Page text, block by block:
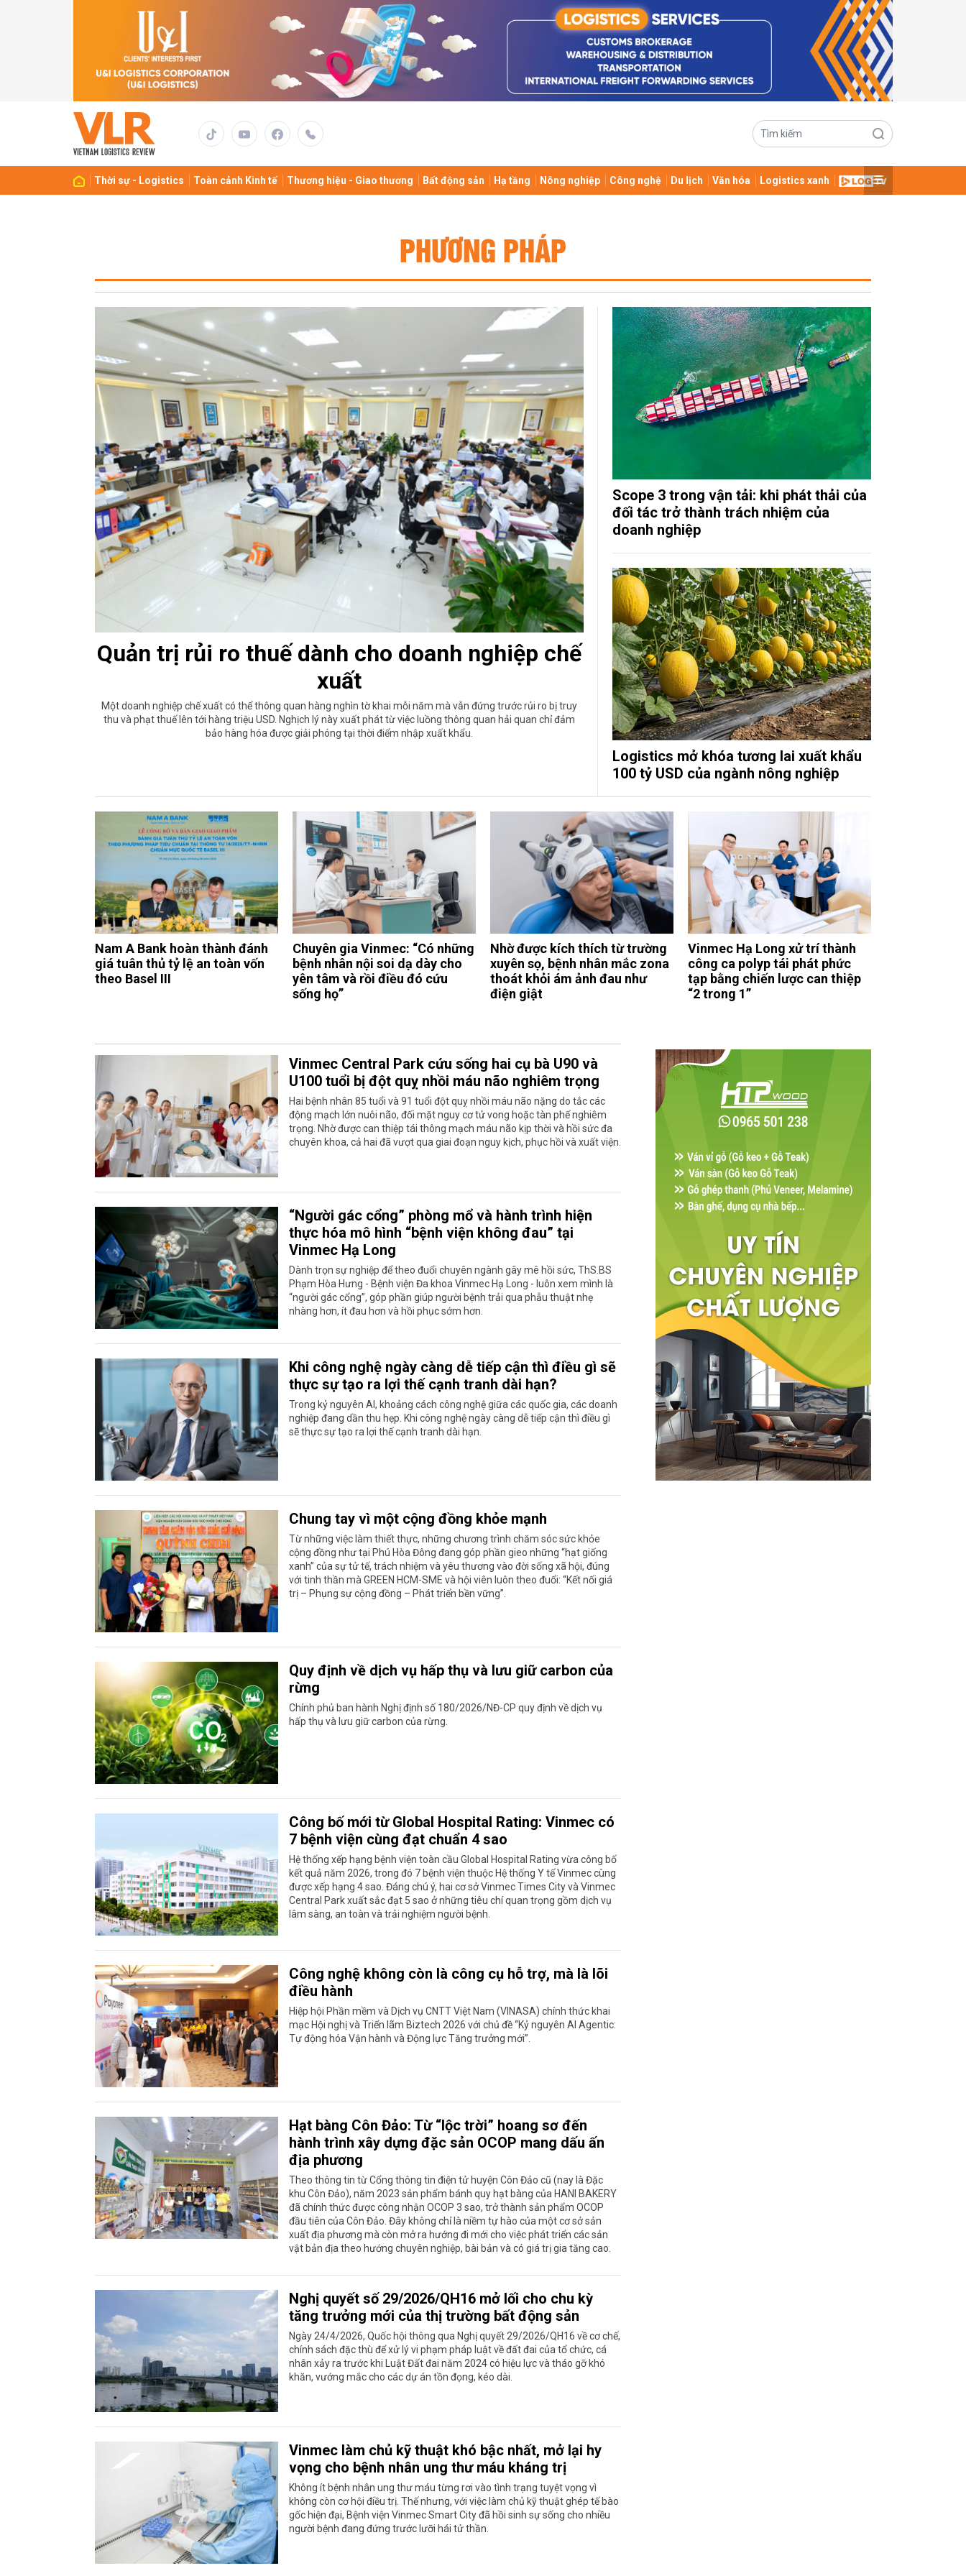
Thời sự - Logistics Toàn cảnh Kinh tế Thương hiệu - Giao thương Bất động sản Hạ tầng Nông nghiệp Công nghệ Du lịch Văn hóa Logistics xanh
PHƯƠNG PHÁP
Quản trị rủi ro thuế dành cho doanh nghiệp chế
xuất
Một doanh nghiệp chế xuất có thể thông quan hàng nghìn tờ khai mỗi năm mà vẫn đứng trước rủi ro bị truy
thu và phạt thuế lên tới hàng triệu USD. Nghịch lý này xuất phát từ việc luồng thông quan hải quan chỉ đảm
bảo hàng hóa được giải phóng tại thời điểm nhập xuất khẩu.
Scope 3 trong vận tải: khi phát thải của
đối tác trở thành trách nhiệm của
doanh nghiệp
Logistics mở khóa tương lai xuất khẩu
100 tỷ USD của ngành nông nghiệp
Nam A Bank hoàn thành đánh
giá tuân thủ tỷ lệ an toàn vốn
theo Basel III
Chuyên gia Vinmec: “Có những
bệnh nhân nội soi dạ dày cho
yên tâm và rồi điều đó cứu
sống họ”
Nhờ được kích thích từ trường
xuyên sọ, bệnh nhân mắc zona
thoát khỏi ám ảnh đau như
điện giật
Vinmec Hạ Long xử trí thành
công ca polyp tái phát phức
tạp bằng chiến lược can thiệp
“2 trong 1”
Vinmec Central Park cứu sống hai cụ bà U90 và
U100 tuổi bị đột quỵ nhồi máu não nghiêm trọng
Hai bệnh nhân 85 tuổi và 91 tuổi đột quỵ nhồi máu não nặng do tắc các
động mạch lớn nuôi não, đối mặt nguy cơ tử vong hoặc tàn phế nghiêm
trọng. Nhờ được can thiệp tái thông mạch máu não kịp thời và hồi sức đa
chuyên khoa, cả hai đã vượt qua giai đoạn nguy kịch, phục hồi và xuất viện.
“Người gác cổng” phòng mổ và hành trình hiện
thực hóa mô hình “bệnh viện không đau” tại
Vinmec Hạ Long
Dành trọn sự nghiệp để theo đuổi chuyên ngành gây mê hồi sức, ThS.BS
Phạm Hòa Hưng - Bệnh viện Đa khoa Vinmec Hạ Long - luôn xem mình là
“người gác cổng”, góp phần giúp người bệnh trải qua phẫu thuật nhẹ
nhàng hơn, ít đau hơn và hồi phục sớm hơn.
Khi công nghệ ngày càng dễ tiếp cận thì điều gì sẽ
thực sự tạo ra lợi thế cạnh tranh dài hạn?
Trong kỷ nguyên AI, khoảng cách công nghệ giữa các quốc gia, các doanh
nghiệp đang dần thu hẹp. Khi công nghệ ngày càng dễ tiếp cận thì điều gì
sẽ thực sự tạo ra lợi thế cạnh tranh dài hạn.
Chung tay vì một cộng đồng khỏe mạnh
Từ những việc làm thiết thực, những chương trình chăm sóc sức khỏe
cộng đồng như tại Phú Hòa Đông đang góp phần gieo những “hạt giống
xanh” của sự tử tế, trách nhiệm và yêu thương vào đời sống xã hội, đúng
với tinh thần mà GREEN HCM-SME và hội viên luôn theo đuổi: “Kết nối giá
trị – Phụng sự cộng đồng – Phát triển bền vững”.
Quy định về dịch vụ hấp thụ và lưu giữ carbon của
rừng
Chính phủ ban hành Nghị định số 180/2026/NĐ-CP quy định về dịch vụ
hấp thụ và lưu giữ carbon của rừng.
Công bố mới từ Global Hospital Rating: Vinmec có
7 bệnh viện cùng đạt chuẩn 4 sao
Hệ thống xếp hạng bệnh viện toàn cầu Global Hospital Rating vừa công bố
kết quả năm 2026, trong đó 7 bệnh viện thuộc Hệ thống Y tế Vinmec cùng
được xếp hạng 4 sao. Đáng chú ý, hai cơ sở Vinmec Times City và Vinmec
Central Park xuất sắc đạt 5 sao ở những tiêu chí quan trọng gồm dịch vụ
lâm sàng, an toàn và trải nghiệm người bệnh.
Công nghệ không còn là công cụ hỗ trợ, mà là lõi
điều hành
Hiệp hội Phần mềm và Dịch vụ CNTT Việt Nam (VINASA) chính thức khai
mạc Hội nghị và Triển lãm Biztech 2026 với chủ đề “Kỷ nguyên AI Agentic:
Tự động hóa Vận hành và Động lực Tăng trưởng mới”.
Hạt bàng Côn Đảo: Từ “lộc trời” hoang sơ đến
hành trình xây dựng đặc sản OCOP mang dấu ấn
địa phương
Theo thông tin từ Cổng thông tin điện tử huyện Côn Đảo cũ (nay là Đặc
khu Côn Đảo), năm 2023 sản phẩm bánh quy hạt bàng của HANI BAKERY
đã chính thức được công nhận OCOP 3 sao, trở thành sản phẩm OCOP
đầu tiên của Côn Đảo. Đây không chỉ là niềm tự hào của một cơ sở sản
xuất địa phương mà còn mở ra hướng đi mới cho việc phát triển các sản
vật bản địa theo hướng chuyên nghiệp, bài bản và có giá trị gia tăng cao.
Nghị quyết số 29/2026/QH16 mở lối cho chu kỳ
tăng trưởng mới của thị trường bất động sản
Ngày 24/4/2026, Quốc hội thông qua Nghị quyết 29/2026/QH16 về cơ chế,
chính sách đặc thù để xử lý vi phạm pháp luật về đất đai của tổ chức, cá
nhân xảy ra trước khi Luật Đất đai năm 2024 có hiệu lực và tháo gỡ khó
khăn, vướng mắc cho các dự án tồn đọng, kéo dài.
Vinmec làm chủ kỹ thuật khó bậc nhất, mở lại hy
vọng cho bệnh nhân ung thư máu kháng trị
Không ít bệnh nhân ung thư máu từng rơi vào tình trạng tuyệt vọng vì
không còn cơ hội điều trị. Thế nhưng, với việc làm chủ kỹ thuật ghép tế bào
gốc hiện đại, Bệnh viện Vinmec Smart City đã hồi sinh sự sống cho nhiều
người bệnh đang đứng trước lưỡi hái tử thần.